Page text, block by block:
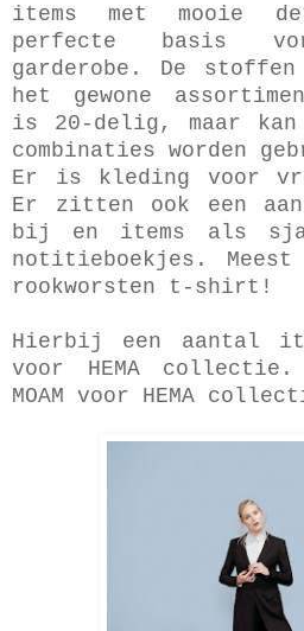
items met mooie
perfecte basis
garderobe. De
het gewone
is 20-delig, maar kan
combinaties worden
Er is kleding voor
Er zitten ook een
bij en items als
notitieboekjes.
rookworsten t-shirt!
Hierbij een aantal
voor HEMA
MOAM voor HEMA